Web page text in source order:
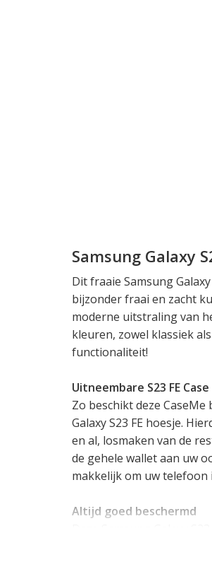
Samsung Galaxy
Dit fraaie Samsung
bijzonder fraai en zacht
moderne uitstraling van
kleuren, zowel klassiek
functionaliteit!
Uitneembare S23 FE Case
Zo beschikt deze
Galaxy S23 FE hoesje.
en al, losmaken van de
de gehele wallet aan uw
makkelijk om uw
Altijd goed beschermd
optimale bescherming.